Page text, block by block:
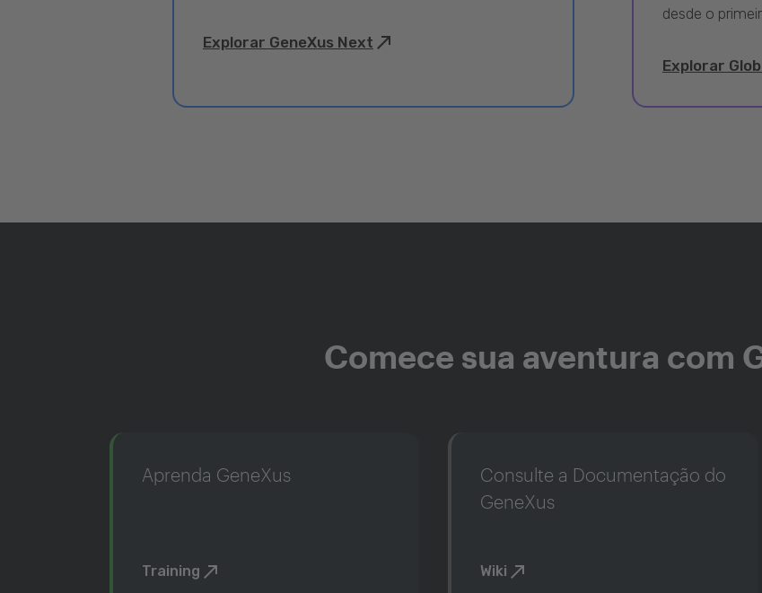
Explorar GeneXus Next
desde o
Explorar
Comece sua aventura com
Aprenda GeneXus
Training
Consulte a Documentação do
GeneXus
Wiki